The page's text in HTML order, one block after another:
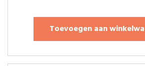
Toevoegen aan